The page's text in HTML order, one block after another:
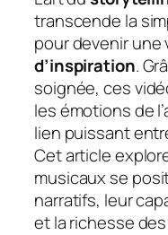
transcende la
pour devenir
d’inspiration.
soignée, ces
les émotions de
lien puissant
Cet article
musicaux se
narratifs, leur
et la richesse